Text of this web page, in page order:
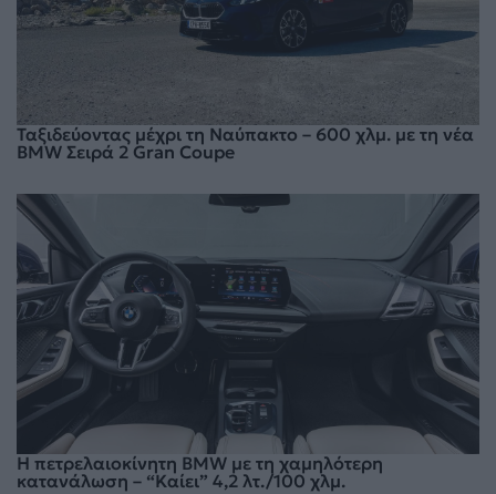
Ταξιδεύοντας μέχρι τη Ναύπακτο – 600 χλμ. με τη νέα
BMW Σειρά 2 Gran Coupe
Η πετρελαιοκίνητη BMW με τη χαμηλότερη
κατανάλωση – “Καίει” 4,2 λτ./100 χλμ.